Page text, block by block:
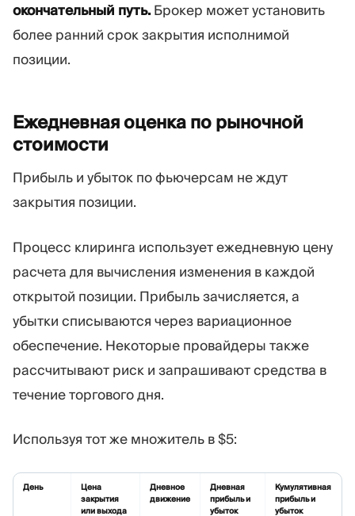
окончательный путь.Брокер может установить
более ранний срок закрытия исполнимой
позиции.
Ежедневная оценка по рыночной
стоимости
Прибыль и убыток по фьючерсам не ждут
закрытия позиции.
Процесс клиринга использует ежедневную цену
расчета для вычисления изменения в каждой
открытой позиции. Прибыль зачисляется, а
убытки списываются через вариационное
обеспечение. Некоторые провайдеры также
рассчитывают риск и запрашивают средства в
течение торгового дня.
Используя тот же множитель в $5:
День
Цена
закрытия
или выхода
Дневное
движение
Дневная
прибыль и
убыток
Кумулятивная
прибыль и
убыток